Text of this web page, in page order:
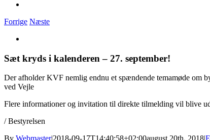
Forrige Næste
billede
Sæt kryds i kalenderen – 27. september!
Der afholder KVF nemlig endnu et spændende temamøde om
ved Vejle
Flere informationer og invitation til direkte tilmelding vil blive
/ Bestyrelsen